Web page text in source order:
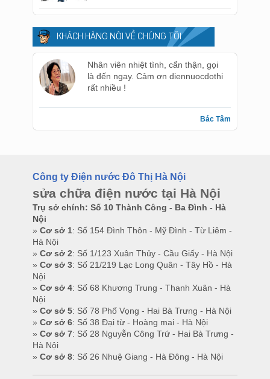
KHÁCH HÀNG NÓI VỀ CHÚNG TÔI
Nhân viên nhiệt tình, cẩn thận, gọi
là đến ngay. Cảm ơn diennuocdothi
rất nhiều !
Bác Tâm
Công ty Điện nước Đô Thị Hà Nội
sửa chữa điện nước tại Hà Nội
Trụ sở chính: Số 10 Thành Công - Ba Đình - Hà
Nội
» Cơ sở 1: Số 154 Đình Thôn - Mỹ Đình - Từ Liêm -
Hà Nội
» Cơ sở 2: Số 1/123 Xuân Thủy - Cầu Giấy - Hà Nội
» Cơ sở 3: Số 21/219 Lạc Long Quân - Tây Hồ - Hà
Nội
» Cơ sở 4: Số 68 Khương Trung - Thanh Xuân - Hà
Nội
» Cơ sở 5: Số 78 Phố Vọng - Hai Bà Trưng - Hà Nội
» Cơ sở 6: Số 38 Đại từ - Hoàng mai - Hà Nội
» Cơ sở 7: Số 28 Nguyễn Công Trứ - Hai Bà Trưng -
Hà Nội
» Cơ sở 8: Số 26 Nhuệ Giang - Hà Đông - Hà Nội